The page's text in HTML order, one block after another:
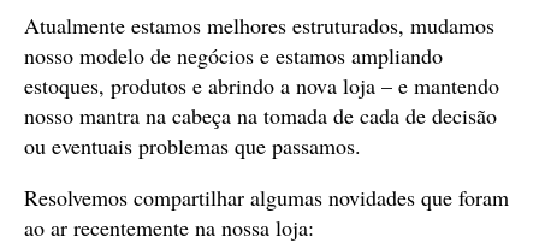
Atualmente estamos melhores estruturados, mudamos
nosso modelo de negócios e estamos ampliando
estoques, produtos e abrindo a nova loja – e mantendo
nosso mantra na cabeça na tomada de cada de decisão
ou eventuais problemas que passamos.
Resolvemos compartilhar algumas novidades que foram
ao ar recentemente na nossa loja: